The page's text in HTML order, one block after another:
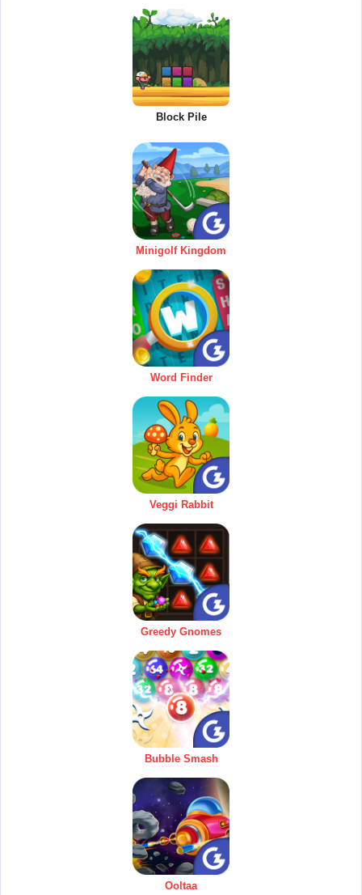
Block Pile
Minigolf Kingdom
Word Finder
Veggi Rabbit
Greedy Gnomes
Bubble Smash
Ooltaa